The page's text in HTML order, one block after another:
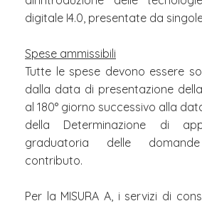
digitale I4.0, presentate da
Spese ammissibili
Tutte le spese devono essere
dalla data di presentazione
al 180° giorno successivo alla
della Determinazione di
graduatoria delle
contributo.
Per la MISURA A, i servizi di